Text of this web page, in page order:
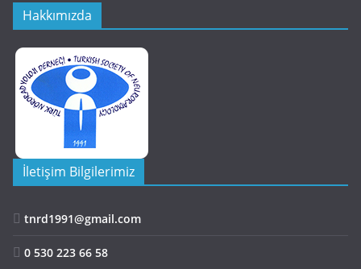
Hakkımızda
İletişim Bilgilerimiz
tnrd1991@gmail.com
0 530 223 66 58